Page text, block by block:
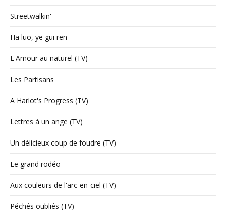
Streetwalkin'
Ha luo, ye gui ren
L'Amour au naturel (TV)
Les Partisans
A Harlot's Progress (TV)
Lettres à un ange (TV)
Un délicieux coup de foudre (TV)
Le grand rodéo
Aux couleurs de l'arc-en-ciel (TV)
Péchés oubliés (TV)